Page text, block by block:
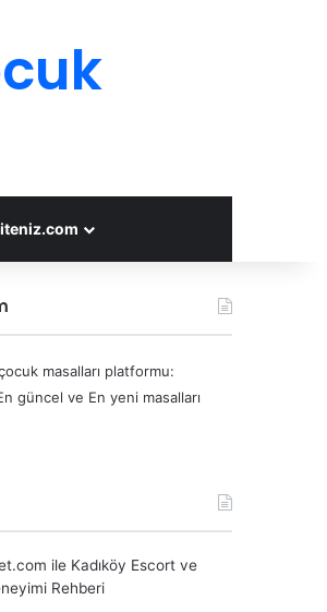
masalları platformu:
güncel ve En yeni masalları
ile Kadıköy Escort ve
Rehberi